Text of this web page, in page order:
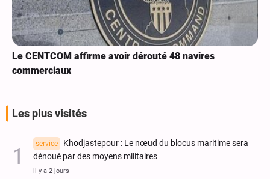
Le CENTCOM affirme avoir dérouté 48 navires
commerciaux
Les plus visités
service
Khodjastepour : Le nœud du blocus maritime sera
dénoué par des moyens militaires
il y a 2 jours